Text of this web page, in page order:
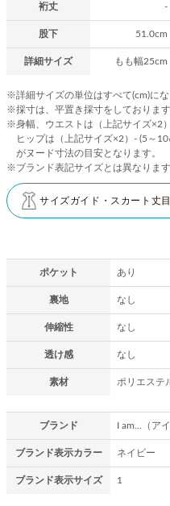
裄丈 -
股下 51.0cm
詳細サイズ もも幅25cm
※詳細サイズの単位はすべて(cm)にな
※採寸は、平置き採寸をしております
※身幅、ウエストは（上記サイズ×2
ヒップは（上記サイズ×2）- (5～10
がヌード寸法の目安となります。
※ブランド表記サイズとは異なりま
サイズガイド・スカート丈
ポケット あり
裏地 なし
伸縮性 なし
透け感 なし
素材 ポリエステ
ブランド I am...（ア
ブランド表示カラー ネイビー
ブランド表示サイズ 1